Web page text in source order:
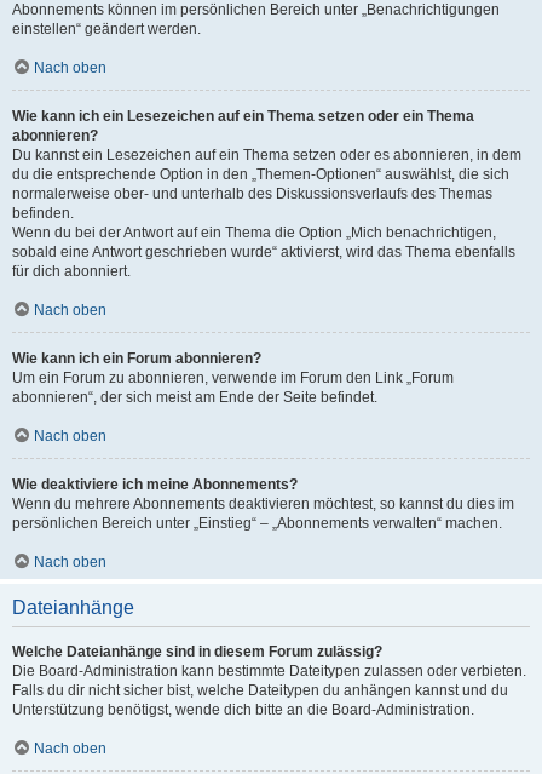
Abonnements können im persönlichen Bereich unter „Benachrichtigungen
einstellen“ geändert werden.
Nach oben
Wie kann ich ein Lesezeichen auf ein Thema setzen oder ein Thema
abonnieren?
Du kannst ein Lesezeichen auf ein Thema setzen oder es abonnieren, in dem
du die entsprechende Option in den „Themen-Optionen“ auswählst, die sich
normalerweise ober- und unterhalb des Diskussionsverlaufs des Themas
befinden.
Wenn du bei der Antwort auf ein Thema die Option „Mich benachrichtigen,
sobald eine Antwort geschrieben wurde“ aktivierst, wird das Thema ebenfalls
für dich abonniert.
Nach oben
Wie kann ich ein Forum abonnieren?
Um ein Forum zu abonnieren, verwende im Forum den Link „Forum
abonnieren“, der sich meist am Ende der Seite befindet.
Nach oben
Wie deaktiviere ich meine Abonnements?
Wenn du mehrere Abonnements deaktivieren möchtest, so kannst du dies im
persönlichen Bereich unter „Einstieg“ – „Abonnements verwalten“ machen.
Nach oben
Dateianhänge
Welche Dateianhänge sind in diesem Forum zulässig?
Die Board-Administration kann bestimmte Dateitypen zulassen oder verbieten.
Falls du dir nicht sicher bist, welche Dateitypen du anhängen kannst und du
Unterstützung benötigst, wende dich bitte an die Board-Administration.
Nach oben